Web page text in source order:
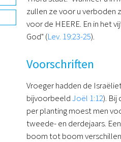
zullen ze voor u verboden
voor de HEERE. En in het
God" (Lev. 19:23-25).
Voorschriften
Vroeger hadden de
bijvoorbeeldJoël 1:12). Bij
per planting moest men
tweede- en derdejaars.
boom tot boom